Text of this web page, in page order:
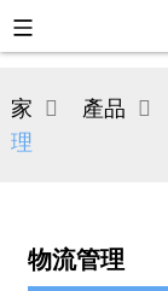
家 產品
理
物流管理